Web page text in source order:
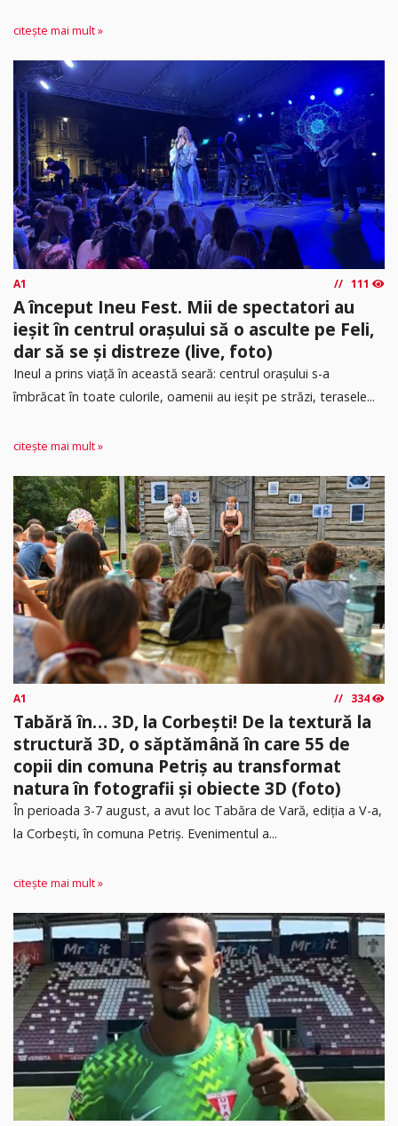
citește mai mult »
A1 111
A început Ineu Fest. Mii de spectatori au
ieșit în centrul orașului să o asculte pe Feli,
dar să se și distreze (live, foto)
Ineul a prins viață în această seară: centrul orașului s-a
îmbrăcat în toate culorile, oamenii au ieșit pe străzi, terasele...
citește mai mult »
A1 334
Tabără în… 3D, la Corbești! De la textură la
structură 3D, o săptămână în care 55 de
copii din comuna Petriș au transformat
natura în fotografii și obiecte 3D (foto)
În perioada 3-7 august, a avut loc Tabăra de Vară, ediția a V-a,
la Corbești, în comuna Petriș. Evenimentul a...
citește mai mult »